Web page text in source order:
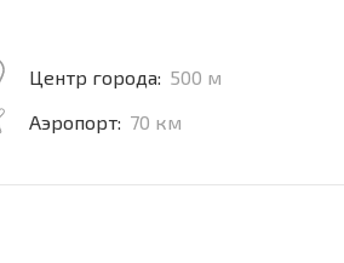
Центр города: 500 м
Аэропорт: 70 км